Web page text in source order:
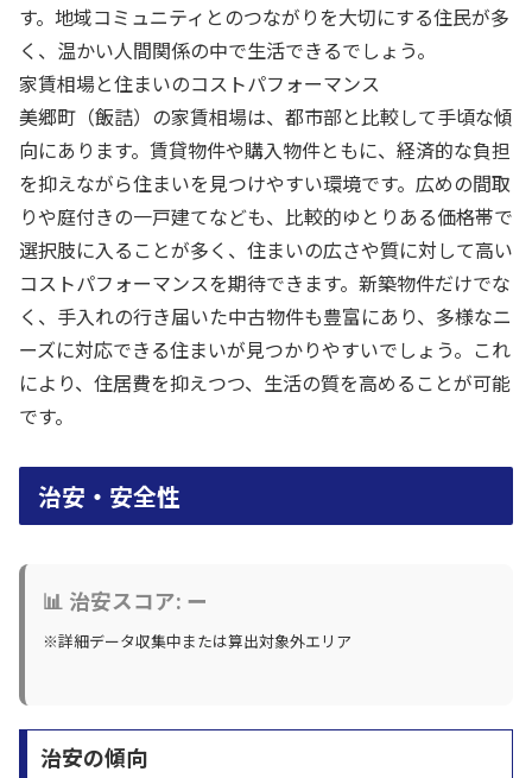
す。地域コミュニティとのつながりを大切にする住民が多
く、温かい人間関係の中で生活できるでしょう。
家賃相場と住まいのコストパフォーマンス
美郷町（飯詰）の家賃相場は、都市部と比較して手頃な傾
向にあります。賃貸物件や購入物件ともに、経済的な負担
を抑えながら住まいを見つけやすい環境です。広めの間取
りや庭付きの一戸建てなども、比較的ゆとりある価格帯で
選択肢に入ることが多く、住まいの広さや質に対して高い
コストパフォーマンスを期待できます。新築物件だけでな
く、手入れの行き届いた中古物件も豊富にあり、多様なニ
ーズに対応できる住まいが見つかりやすいでしょう。これ
により、住居費を抑えつつ、生活の質を高めることが可能
です。
治安・安全性
📊 治安スコア: ー
※詳細データ収集中または算出対象外エリア
治安の傾向